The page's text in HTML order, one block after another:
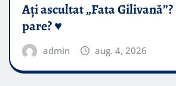
Ați ascultat „Fata
pare? ♥️
admin aug. 4, 2026